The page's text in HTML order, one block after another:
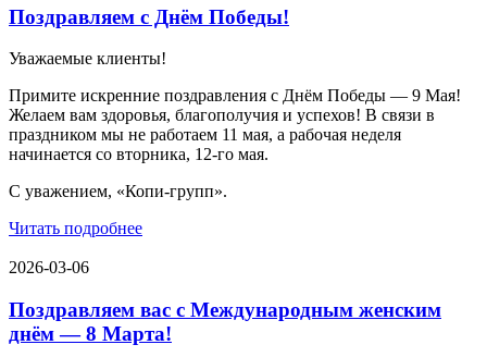
Поздравляем с Днём Победы!
Уважаемые клиенты!
Примите искренние поздравления с Днём Победы — 9 Мая!
Желаем вам здоровья, благополучия и успехов! В связи в
праздником мы не работаем 11 мая, а рабочая неделя
начинается со вторника, 12-го мая.
С уважением, «Копи-групп».
Читать подробнее
2026-03-06
Поздравляем вас с Международным женским
днём — 8 Марта!